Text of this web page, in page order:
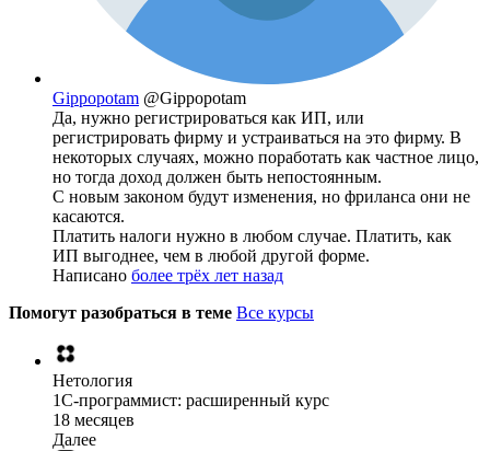
Gippopotam @Gippopotam
Да, нужно регистрироваться как ИП, или
регистрировать фирму и устраиваться на это фирму. В
некоторых случаях, можно поработать как частное лицо,
но тогда доход должен быть непостоянным.
С новым законом будут изменения, но фриланса они не
касаются.
Платить налоги нужно в любом случае. Платить, как
ИП выгоднее, чем в любой другой форме.
Написано более трёх лет назад
Помогут разобраться в теме Все курсы
Нетология
1C-программист: расширенный курс
18 месяцев
Далее